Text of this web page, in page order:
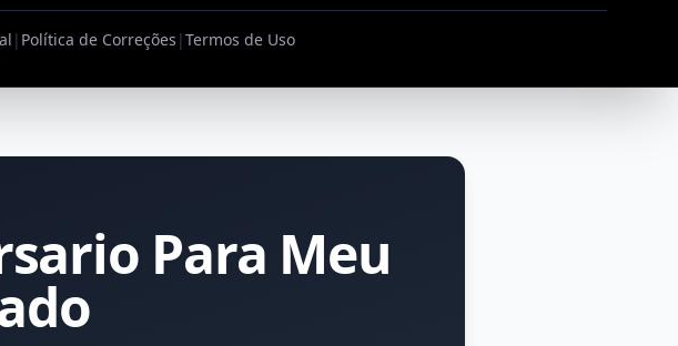
| Política de Correções |Termos de Uso
Para Meu